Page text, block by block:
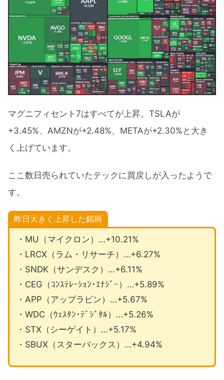
マグニフィセント7はすべてが上昇。TSLAが
+3.45%、AMZNが+2.48%、METAが+2.30%と大き
く上げています。
ここ数日売られていたテックに買戻しが入ったようで
す。
昨日大きく上昇した銘柄
・MU（マイクロン）…+10.21%
・LRCX（ラム・リサーチ）…+6.27%
・SNDK（サンデスク）…+6.11%
・CEG（ｺﾝｽﾃﾚｰｼｮﾝ･ｴﾅｼﾞｰ）…+5.89%
・APP（アップラビン）…+5.67%
・WDC（ｳｪｽﾀﾝ･ﾃﾞｼﾞﾀﾙ）…+5.26%
・STX（シーゲイト）…+5.17%
・SBUX（スターバックス）…+4.94%